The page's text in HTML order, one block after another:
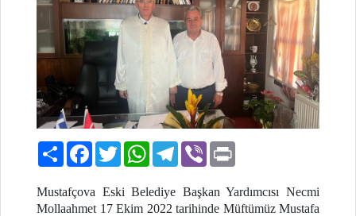
PaylaşFacebook
TwitterWhatsAppTelegram
Viber
Mustafçova Eski Belediye Başkan Yardımcısı Necmi
Mollaahmet 17 Ekim 2022 tarihinde Müftümüz Mustafa